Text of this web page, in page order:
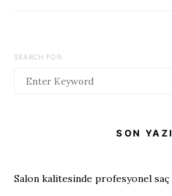
SEARCH FOR:
SON
Salon kalitesinde profesyonel saç